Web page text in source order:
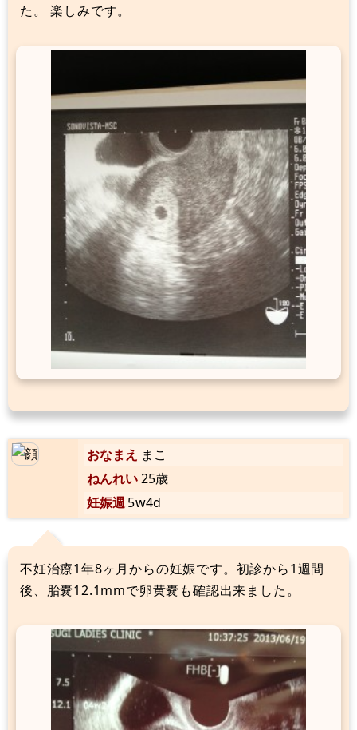
た。 楽しみです。
おなまえ まこ
ねんれい25歳
妊娠週5w4d
不妊治療1年8ヶ月からの妊娠です。初診から1週間
後、胎嚢12.1mmで卵黄嚢も確認出来ました。